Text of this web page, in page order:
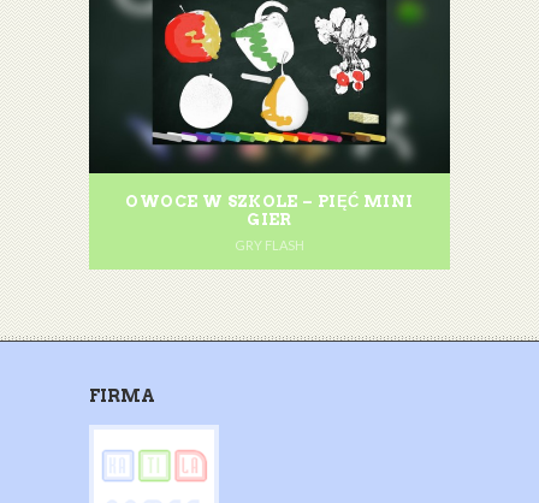
OWOCE W SZKOLE – PIĘĆ MINI
GIER
GRY FLASH
FIRMA